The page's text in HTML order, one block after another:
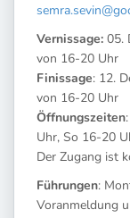
Vernissage: 05.
von 16-20 Uhr
Finissage: 12.
von 16-20 Uhr
Öffnungszeiten
Uhr, So 16-20
Der Zugang ist
Führungen:
Voranmeldung